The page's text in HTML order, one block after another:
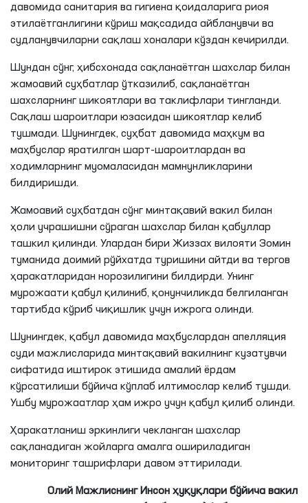
давомида санитария ва гигиена қоидаларига риоя
этилаётганлигини кўриш мақсадида айбланувчи ва
судланувчиларни сақлаш хоналари кўздан кечирилди.
Шундан сўнг, ҳибсхонада сақланаётган шахслар билан
жамоавий суҳбатлар ўтказилиб, сақланаётган
шахсларнинг шикоятлари ва таклифлари тингланди.
Сақлаш шароитлари юзасидан шикоятлар келиб
тушмади. Шунингдек, суҳбат давомида маҳкум ва
маҳбуслар яратилган шарт-шароитлардан ва
ходимларнинг муомаласидан мамнунликларини
билдиришди.
Жамоавий суҳбатдан сўнг минтақавий вакил билан
ҳоли учрашишни сўраган шахслар билан қабуллар
ташкил қилинди. Улардан бири Жиззах вилояти Зомин
туманида доимий рўйхатда туришини айтди ва тергов
ҳаракатларидан норозилигини билдирди. Унинг
мурожаати қабул қилиниб, қонунчиликда белгиланган
тартибда кўриб чиқишлик учун ижрога олинди.
Шунингдек, қабул давомида маҳбуслардан апелляция
суди мажлисларида минтақавий вакилнинг кузатувчи
сифатида иштирок этишида амалий ёрдам
кўрсатилиши бўйича кўплаб илтимослар келиб тушди.
Ушбу мурожаатлар ҳам ижро учун қабул қилиб олинди.
Ҳаракатланиш эркинлиги чекланган шахслар
сақланадиган жойларга амалга ошириладиган
мониторинг ташрифлари давом эттирилади.
Олий Мажлиснинг Инсон ҳуқуқлари бўйича вакил